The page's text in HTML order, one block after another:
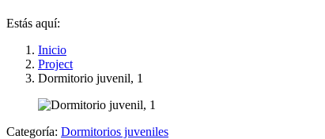
Estás aquí:
Inicio
Project
Dormitorio juvenil, 1
Categoría: Dormitorios juveniles